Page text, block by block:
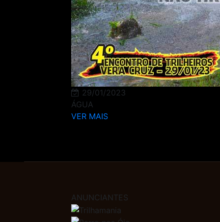
29/01/2023
ÁGUA
VER MAIS
ANUNCIANTES